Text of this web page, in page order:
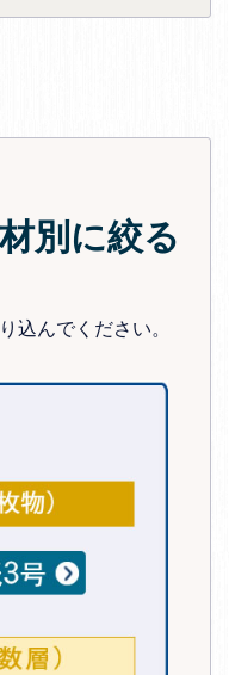
別に絞る
込んでください。